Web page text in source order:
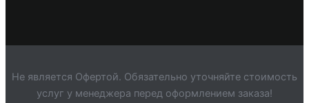
Не является Офертой. Обязательно уточняйте стоимость
услуг у менеджера перед оформлением заказа!